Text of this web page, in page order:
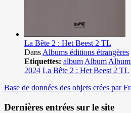
La Bête 2 : Het Beest 2 TL
Dans Albums éditions étrangères
Etiquettes: album Album
2024 La Bête 2 : Het Beest 2 TL
Base de données des objets crées par
Dernières entrées sur le site